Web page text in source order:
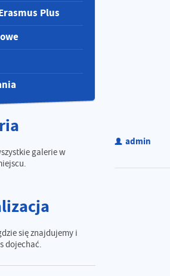
Plus
galerie w
się znajdujemy i
dojechać.
admin